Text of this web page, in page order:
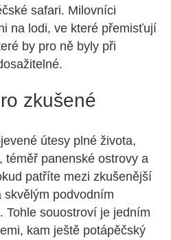
safari. Milovníci
na lodi, ve které přemisťují
by pro ně byly při
zkušené
útesy plné života,
téměř panenské ostrovy a
patříte mezi zkušenější
podvodním
Tohle souostroví je jedním
kam ještě potápěčský